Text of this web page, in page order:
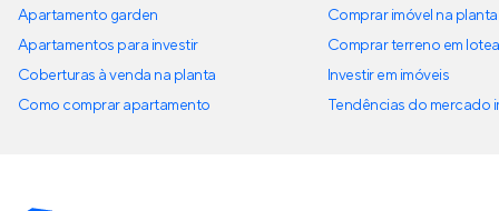
Apartamento garden
Apartamentos para investir
Coberturas à venda na planta
Como comprar apartamento
Comprar imóvel na planta
Comprar terreno em
Investir em imóveis
Tendências do mercado